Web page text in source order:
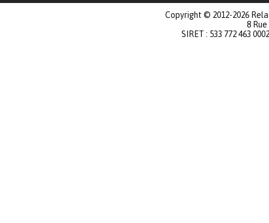
Copyright © 2012-2026
8
SIRET : 533 772 463